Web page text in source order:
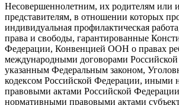
Несовершеннолетним, их родителям или
представителям, в отношении которых
индивидуальная профилактическая
права и свободы, гарантированные
Федерации, Конвенцией ООН о правах
международными договорами
указанным Федеральным законом,
кодексом Российской Федерации, иными
правовыми актами Российской
нормативными правовыми актами